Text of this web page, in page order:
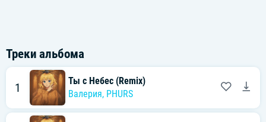
Треки альбома
1
Ты с Небес (Remix)
Валерия, PHURS